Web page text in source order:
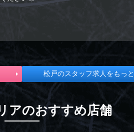
松戸のスタッフ求人をもっ
アのおすすめ店舗